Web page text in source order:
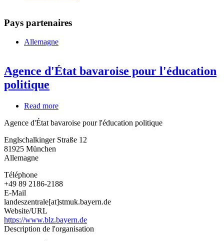
Pays partenaires
Allemagne
Agence d'État bavaroise pour l'éducation
politique
Read more
d'État
pour
Agence d'État bavaroise pour l'éducation politique
Englschalkinger Straße 12
81925 München
Allemagne
Téléphone
+49 89 2186-2188
E-Mail
landeszentrale[at]stmuk.bayern.de
Website/URL
https://www.blz.bayern.de
Description de l'organisation